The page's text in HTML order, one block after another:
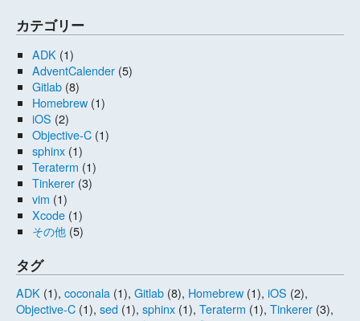
カテゴリー
ADK (1)
AdventCalender (5)
Gitlab (8)
Homebrew (1)
iOS (2)
Objective-C (1)
sphinx (1)
Teraterm (1)
Tinkerer (3)
vim (1)
Xcode (1)
その他 (5)
タグ
ADK (1), coconala (1), Gitlab (8), Homebrew (1), iOS (2),
Objective-C (1), sed (1), sphinx (1), Teraterm (1), Tinkerer (3),